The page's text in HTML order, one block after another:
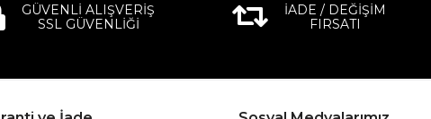
GÜVENLİ ALIŞVERİŞ
SSL GÜVENLİĞİ
İADE / DEĞİŞİM
FIRSATI